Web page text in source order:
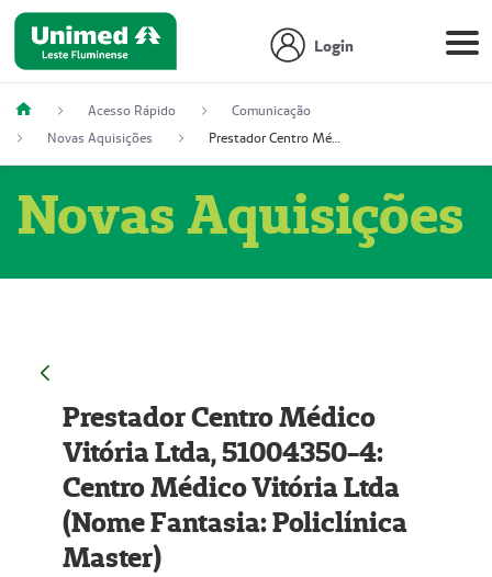
Login
Acesso Rápido
Comunicação
Novas Aquisições
Prestador Centro Médico Vitória Ltda, 51004350-4: Centro Médico Vitória Ltda (Nome Fantasia: Policlínica Master)
Novas Aquisições
Prestador Centro Médico
Vitória Ltda, 51004350-4:
Centro Médico Vitória Ltda
(Nome Fantasia: Policlínica
Master)